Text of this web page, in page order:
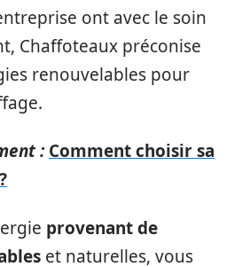
ont avec le soin
Chaffoteaux préconise
renouvelables pour
: Comment choisir sa
provenant de
et naturelles, vous